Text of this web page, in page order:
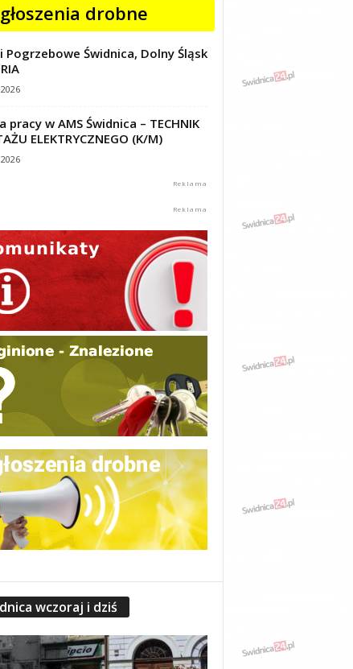
drobne
Pogrzebowe Świdnica, Dolny Śląsk
pracy w AMS Świdnica – TECHNIK
ELEKTRYCZNEGO (K/M)
wczoraj i dziś